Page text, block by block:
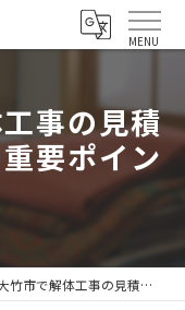
事の見積
要ポイン
体工事の見積もりを依頼する際の重要ポイント